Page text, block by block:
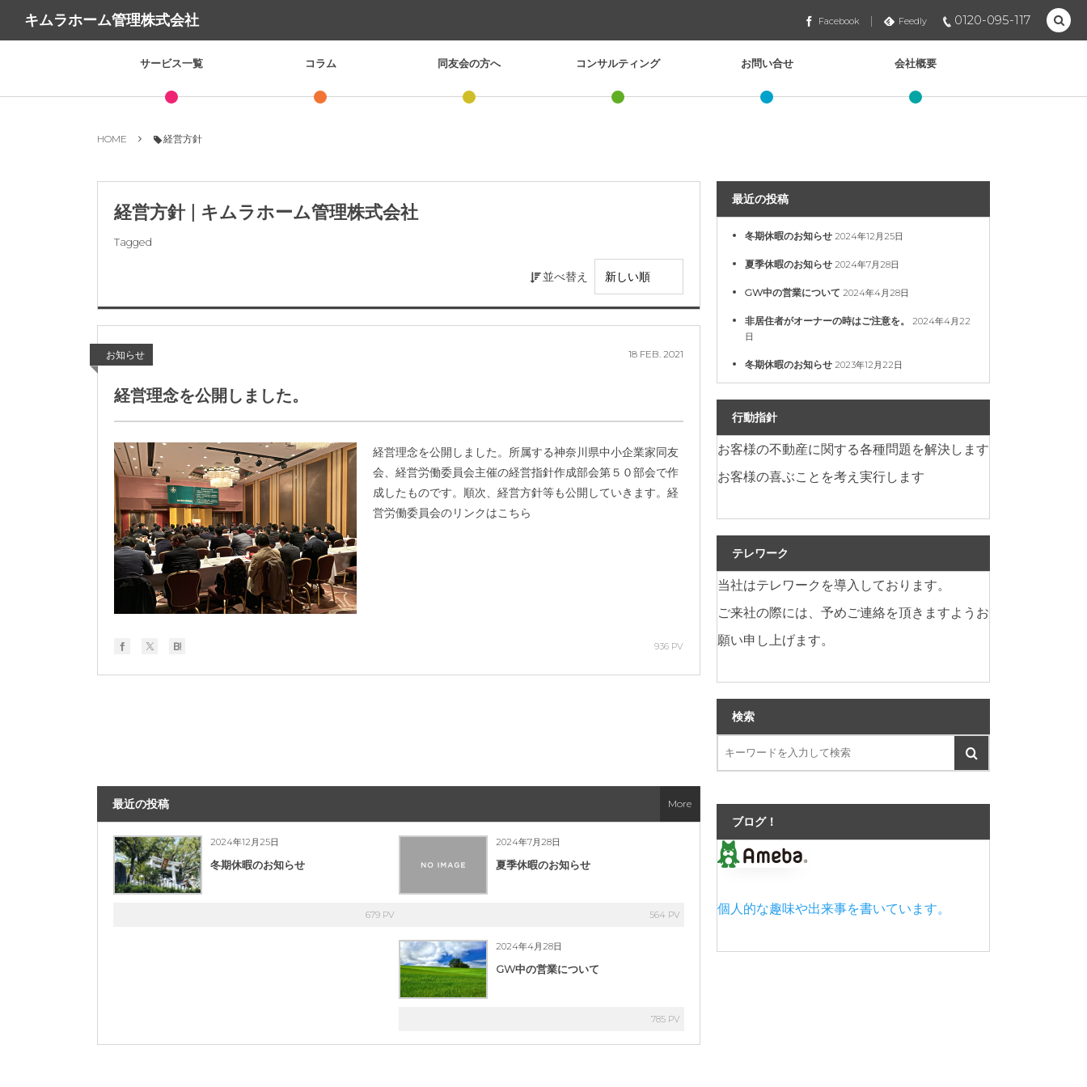
キムラホーム管理株式会社 0120-095-117
Facebook Feedly
サービス一覧 コラム 同友会の方へ コンサルティング お問い合せ 会社概要
HOME 経営方針
経営方針 | キムラホーム管理株式会社
Tagged
並べ替え
お知らせ 18 FEB. 2021
経営理念を公開しました。
経営理念を公開しました。所属する神奈川県中小企業家同友
会、経営労働委員会主催の経営指針作成部会第５０部会で作
成したものです。順次、経営方針等も公開していきます。経
営労働委員会のリンクはこちら
936 PV
最近の投稿
2024年12月25日
冬期休暇のお知らせ
679 PV
2024年7月28日
夏季休暇のお知らせ
564 PV
2024年4月28日
GW中の営業について
785 PV
More
最近の投稿
冬期休暇のお知らせ 2024年12月25日
夏季休暇のお知らせ 2024年7月28日
GW中の営業について 2024年4月28日
非居住者がオーナーの時はご注意を。
2024年4月22
日
冬期休暇のお知らせ 2023年12月22日
行動指針
お客様の不動産に関する各種問題を解決します
お客様の喜ぶことを考え実行します
テレワーク
当社はテレワークを導入しております。
ご来社の際には、予めご連絡を頂きますようお
願い申し上げます。
検索
ブログ！
個人的な趣味や出来事を書いています。